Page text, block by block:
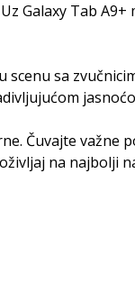
Galaxy Tab
sa
Čuvajte
na najbolji